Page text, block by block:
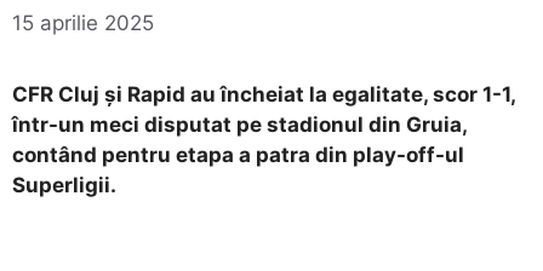
15 aprilie 2025
CFR Cluj și Rapid au încheiat la egalitate, scor 1-1,
într-un meci disputat pe stadionul din Gruia,
contând pentru etapa a patra din play-off-ul
Superligii.